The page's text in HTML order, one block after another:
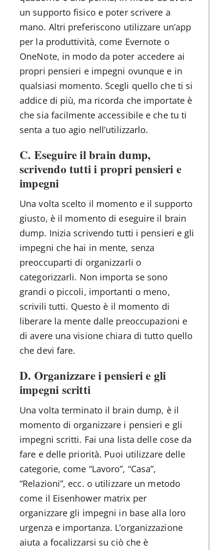
un supporto fisico e poter scrivere a
mano. Altri preferiscono utilizzare un’app
per la produttività, come Evernote o
OneNote, in modo da poter accedere ai
propri pensieri e impegni ovunque e in
qualsiasi momento. Scegli quello che ti si
addice di più, ma ricorda che importate è
che sia facilmente accessibile e che tu ti
senta a tuo agio nell’utilizzarlo.
C. Eseguire il brain dump,
scrivendo tutti i propri pensieri e
impegni
Una volta scelto il momento e il supporto
giusto, è il momento di eseguire il brain
dump. Inizia scrivendo tutti i pensieri e gli
impegni che hai in mente, senza
preoccuparti di organizzarli o
categorizzarli. Non importa se sono
grandi o piccoli, importanti o meno,
scrivili tutti. Questo è il momento di
liberare la mente dalle preoccupazioni e
di avere una visione chiara di tutto quello
che devi fare.
D. Organizzare i pensieri e gli
impegni scritti
Una volta terminato il brain dump, è il
momento di organizzare i pensieri e gli
impegni scritti. Fai una lista delle cose da
fare e delle priorità. Puoi utilizzare delle
categorie, come “Lavoro”, “Casa”,
“Relazioni”, ecc. o utilizzare un metodo
come il Eisenhower matrix per
organizzare gli impegni in base alla loro
urgenza e importanza. L’organizzazione
aiuta a focalizzarsi su ciò che è